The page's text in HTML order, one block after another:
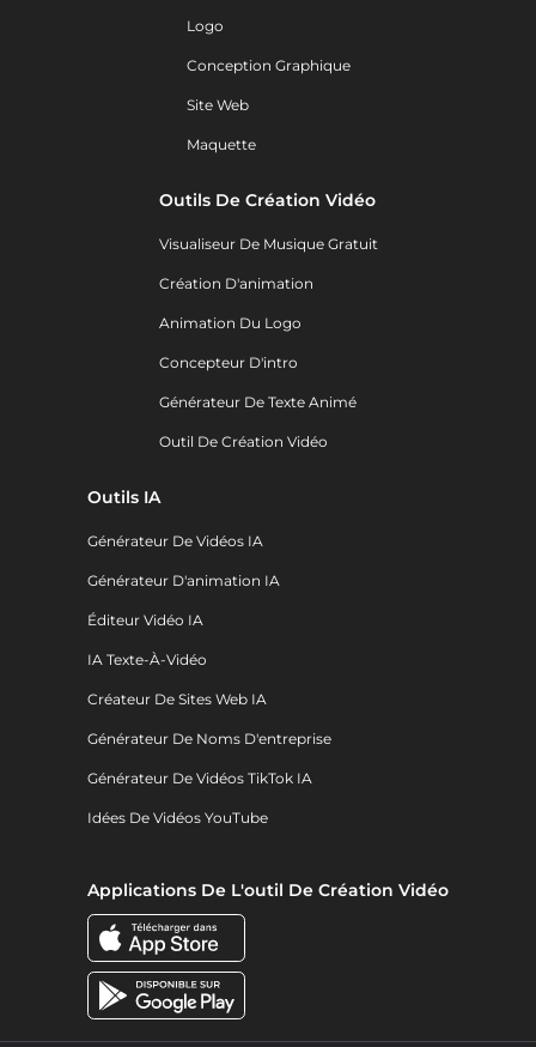
Logo
Conception Graphique
Site Web
Maquette
Outils De Création Vidéo
Visualiseur De Musique Gratuit
Création D'animation
Animation Du Logo
Concepteur D'intro
Générateur De Texte Animé
Outil De Création Vidéo
Outils IA
Générateur De Vidéos IA
Générateur D'animation IA
Éditeur Vidéo IA
IA Texte-À-Vidéo
Créateur De Sites Web IA
Générateur De Noms D'entreprise
Générateur De Vidéos TikTok IA
Idées De Vidéos YouTube
Applications De L'outil De Création Vidéo